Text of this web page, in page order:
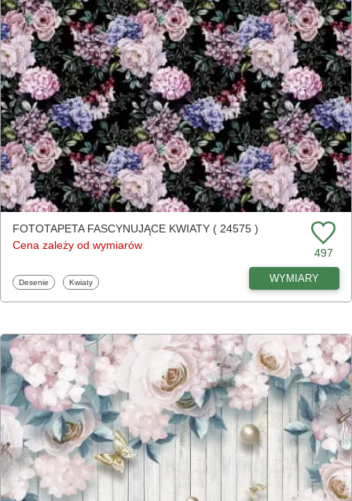
FOTOTAPETA FASCYNUJĄCE KWIATY ( 24575 )
Cena zależy od wymiarów
497
Fototapety
Desenie Fototapety
Kwiaty WYMIARY